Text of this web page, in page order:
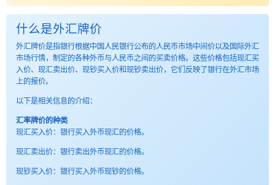
什么是外汇牌价
外汇牌价是指银行根据中国人民银行公布的人民币市场中间价以及国际外汇
市场行情，制定的各种外币与人民币之间的买卖价格。这些价格包括现汇买
入价、现汇卖出价、现钞买入价和现钞卖出价，它们反映了银行在外汇市场
上的报价。
以下是相关信息的介绍：
汇率牌价的种类
现汇买入价：银行买入外币现汇的价格。
现汇卖出价：银行卖出外币现汇的价格。
现钞买入价：银行买入外币现钞的价格。